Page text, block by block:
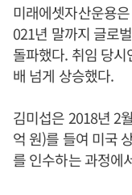
미래에셋자산운용
021년 말까지 글로
돌파했다. 취임 당
배 넘게 상승했다.
김미섭은 2018년 2
억 원)를 들여 미국
를 인수하는 과정에